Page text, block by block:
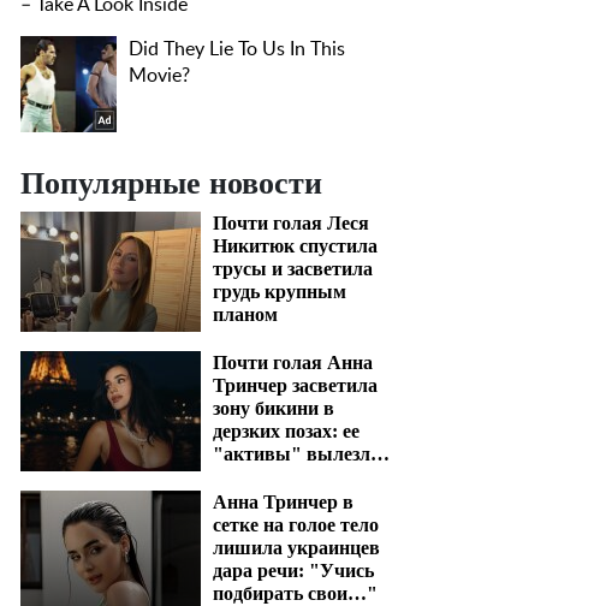
Популярные новости
Почти голая Леся
Никитюк спустила
трусы и засветила
грудь крупным
планом
Почти голая Анна
Тринчер засветила
зону бикини в
дерзких позах: ее
"активы" вылезли
Анна Тринчер в
сетке на голое тело
лишила украинцев
дара речи: "Учись
подбирать свои…"